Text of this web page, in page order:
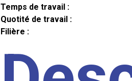
Temps de travail :
Quotité de travail :
Filière :